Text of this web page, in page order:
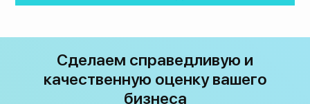
Сделаем справедливую и
качественную оценку вашего
бизнеса